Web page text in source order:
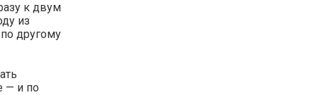
к двум
из
другому
— и по